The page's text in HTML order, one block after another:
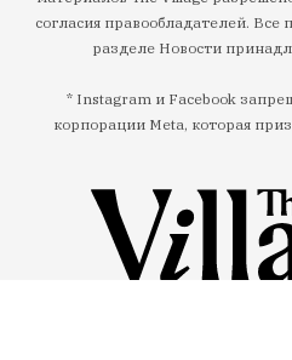
согласия правообладателей. Все
разделе Новости
* Instagram и Facebook
корпорации Meta, которая